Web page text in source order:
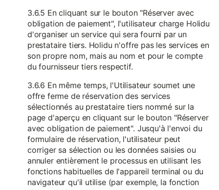
3.6.5 En cliquant sur le bouton "Réserver avec
obligation de paiement", l'utilisateur charge Holidu
d'organiser un service qui sera fourni par un
prestataire tiers. Holidu n'offre pas les services en
son propre nom, mais au nom et pour le compte
du fournisseur tiers respectif.
3.6.6 En même temps, l'Utilisateur soumet une
offre ferme de réservation des services
sélectionnés au prestataire tiers nommé sur la
page d'aperçu en cliquant sur le bouton "Réserver
avec obligation de paiement". Jusqu'à l'envoi du
formulaire de réservation, l'utilisateur peut
corriger sa sélection ou les données saisies ou
annuler entièrement le processus en utilisant les
fonctions habituelles de l'appareil terminal ou du
navigateur qu'il utilise (par exemple, la fonction